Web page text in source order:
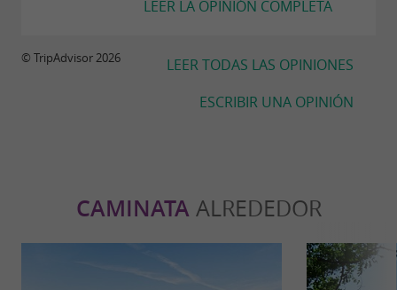
LEER LA OPINIÓN COMPLETA
LEER TODAS LAS OPINIONES
ESCRIBIR UNA OPINIÓN
© TripAdvisor 2026
CAMINATAALREDEDOR